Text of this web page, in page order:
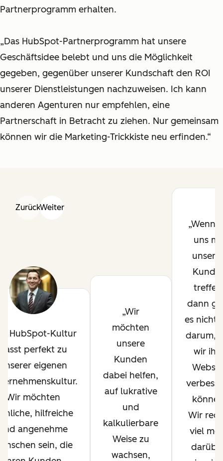
Partnerprogramm erhalten.
„Das HubSpot-Partnerprogramm hat unsere
Geschäftsidee belebt und uns die Möglichkeit
gegeben, gegenüber unserer Kundschaft den ROI
unserer Dienstleistungen nachzuweisen. Ich kann
anderen Agenturen nur empfehlen, eine
Partnerschaft in Betracht zu ziehen. Nur gemeinsam
können wir die Marketing-Trickkiste neu erfinden.“
ZurückWeiter
HubSpot-Kultur
perfekt zu
eigenen
Wir möchten
hilfreiche
angenehme
sein, die
Wir
möchten
unsere
Kunden
dabei helfen,
auf lukrative
und
kalkulierbare
Weise zu
wachsen,
Wenn
uns
dann
es nicht
darum,
wir
Wir
viel